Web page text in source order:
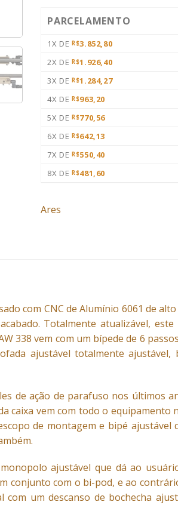
PARCELAMENTO
1X DE R$3.852,80
2X DE R$1.926,40
3X DE R$1.284,27
4X DE R$963,20
5X DE R$770,56
6X DE R$642,13
7X DE R$550,40
8X DE R$481,60
Ares
com CNC de Alumínio 6061 de
Totalmente atualizável,
338 vem com um bípede de 6
ajustável totalmente
de ação de parafuso nos últimos
caixa vem com todo o equipamento
de montagem e bipé
ajustável que dá ao
conjunto com o bi-pod, e ao
um descanso de bochecha